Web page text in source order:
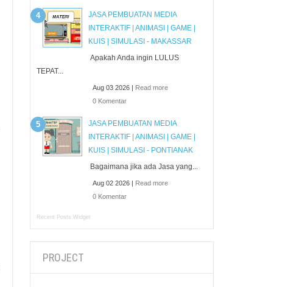
JASA PEMBUATAN MEDIA
INTERAKTIF | ANIMASI | GAME |
KUIS | SIMULASI - MAKASSAR
Apakah Anda ingin LULUS
TEPAT...
Aug 03 2026 | Read more
0 Komentar
JASA PEMBUATAN MEDIA
INTERAKTIF | ANIMASI | GAME |
KUIS | SIMULASI - PONTIANAK
Bagaimana jika ada Jasa yang...
Aug 02 2026 | Read more
0 Komentar
Recent Posts Widget
PROJECT